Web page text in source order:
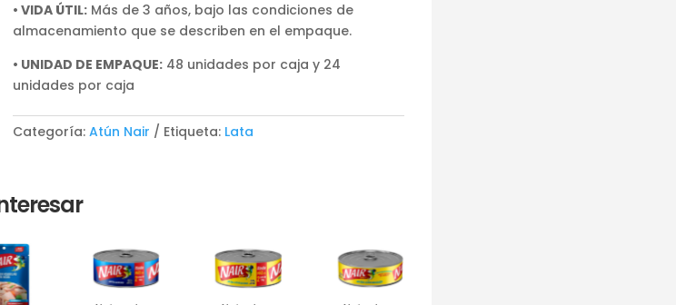
• VIDA ÚTIL:Más de 3 años, bajo las condiciones de
almacenamiento que se describen en el empaque.
• UNIDAD DE EMPAQUE:48 unidades por caja y 24
unidades por caja
Categoría: Atún Nair Etiqueta: Lata